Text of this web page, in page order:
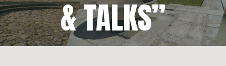
& TALKS”